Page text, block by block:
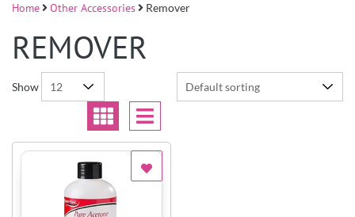
Home Other Accessories Remover
REMOVER
Show